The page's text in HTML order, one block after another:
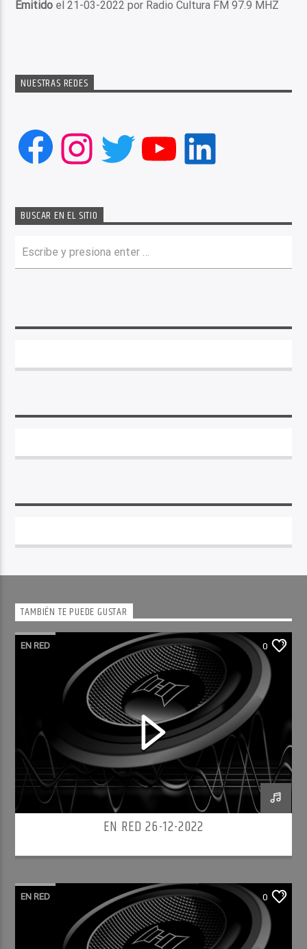
Emitido el 21-03-2022 por Radio Cultura FM 97.9 MHZ
NUESTRAS REDES
Facebook
Instagram
Twitter
YouTube
LinkedIn
BUSCAR EN EL SITIO
TAMBIÉN TE PUEDE GUSTAR
EN RED 0
EN RED 26-12-2022
EN RED 0